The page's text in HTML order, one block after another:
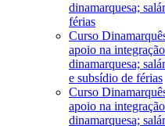
dinamarquesa;
férias
Curso
apoio na
dinamarquesa;
e subsídio de férias
Curso
apoio na
dinamarquesa;